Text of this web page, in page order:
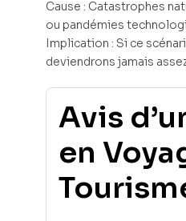
Cause : Catastrophes
ou pandémies
Implication : Si ce
deviendrons jamais
Avis
en
Tourisme